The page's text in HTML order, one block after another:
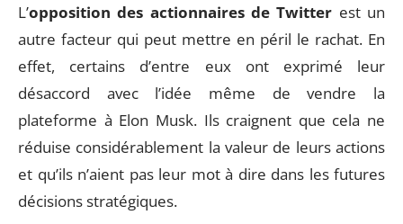
L’opposition des actionnaires de Twitter est un
autre facteur qui peut mettre en péril le rachat. En
effet, certains d’entre eux ont exprimé leur
désaccord avec l’idée même de vendre la
plateforme à Elon Musk. Ils craignent que cela ne
réduise considérablement la valeur de leurs actions
et qu’ils n’aient pas leur mot à dire dans les futures
décisions stratégiques.